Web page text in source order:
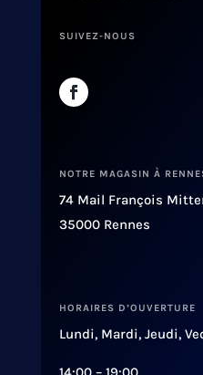
SUIVEZ-NOUS
NOTRE MAGASIN À
74 Mail François
35000 Rennes
HORAIRES D’OUVERTURE
Lundi, Mardi, Jeudi,